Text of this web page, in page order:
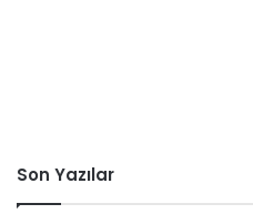
Son Yazılar